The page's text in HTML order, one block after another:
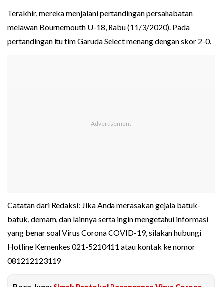
Terakhir, mereka menjalani pertandingan persahabatan
melawan Bournemouth U-18, Rabu (11/3/2020). Pada
pertandingan itu tim Garuda Select menang dengan skor 2-0.
Catatan dari Redaksi: Jika Anda merasakan gejala batuk-
batuk, demam, dan lainnya serta ingin mengetahui informasi
yang benar soal Virus Corona COVID-19, silakan hubungi
Hotline Kemenkes 021-5210411 atau kontak ke nomor
081212123119